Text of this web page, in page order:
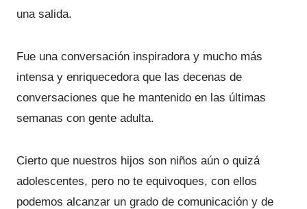
una salida.
Fue una conversación inspiradora y mucho más
intensa y enriquecedora que las decenas de
conversaciones que he mantenido en las últimas
semanas con gente adulta.
Cierto que nuestros hijos son niños aún o quizá
adolescentes, pero no te equivoques, con ellos
podemos alcanzar un grado de comunicación y de